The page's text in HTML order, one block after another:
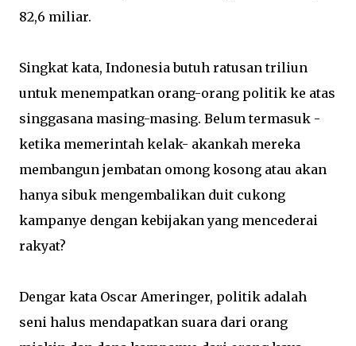
82,6 miliar.
Singkat kata, Indonesia butuh ratusan triliun
untuk menempatkan orang-orang politik ke atas
singgasana masing-masing. Belum termasuk -
ketika memerintah kelak- akankah mereka
membangun jembatan omong kosong atau akan
hanya sibuk mengembalikan duit cukong
kampanye dengan kebijakan yang mencederai
rakyat?
Dengar kata Oscar Ameringer, politik adalah
seni halus mendapatkan suara dari orang